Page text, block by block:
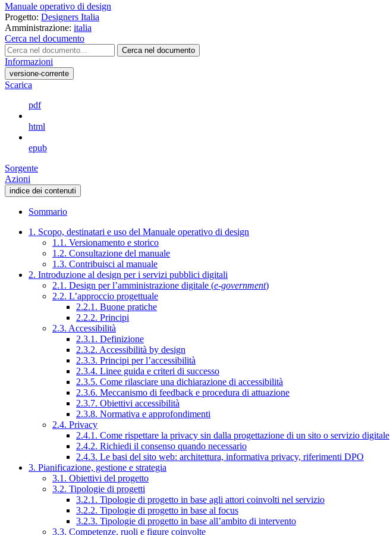
Manuale operativo di design
Progetto: Designers Italia
Amministrazione: italia
Cerca nel documento
Cerca nel documento
Informazioni
versione-corrente
Scarica
pdf
html
epub
Sorgente
Azioni
indice dei contenuti
Sommario
1. Scopo, destinatari e uso del Manuale operativo di design
1.1. Versionamento e storico
1.2. Consultazione del manuale
1.3. Contribuisci al manuale
2. Introduzione al design per i servizi pubblici digitali
2.1. Design per l’amministrazione digitale (e-government)
2.2. L’approccio progettuale
2.2.1. Buone pratiche
2.2.2. Principi
2.3. Accessibilità
2.3.1. Definizione
2.3.2. Accessibilità by design
2.3.3. Principi per l’accessibilità
2.3.4. Linee guida e criteri di successo
2.3.5. Come rilasciare una dichiarazione di accessibilità
2.3.6. Meccanismo di feedback e procedura di attuazione
2.3.7. Obiettivi accessibilità
2.3.8. Normativa e approfondimenti
2.4. Privacy
2.4.1. Come rispettare la privacy sin dalla progettazione di un sito o servizio digitale
2.4.2. Richiedi il consenso quando necessario
2.4.3. Le basi del sito web: architettura, informativa privacy, riferimenti DPO
3. Pianificazione, gestione e strategia
3.1. Obiettivi del progetto
3.2. Tipologie di progetti
3.2.1. Tipologie di progetto in base agli attori coinvolti nel servizio
3.2.2. Tipologie di progetto in base al focus
3.2.3. Tipologie di progetto in base all’ambito di intervento
3.3. Competenze, ruoli e figure coinvolte